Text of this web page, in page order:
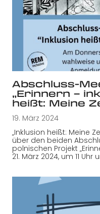
Abschluss-
„Erinnern –
heißt: Meine
19. März 2024
„Inklusion heißt: Meine
über den beiden
polnischen Projekt
21. März 2024, um 11 Uhr